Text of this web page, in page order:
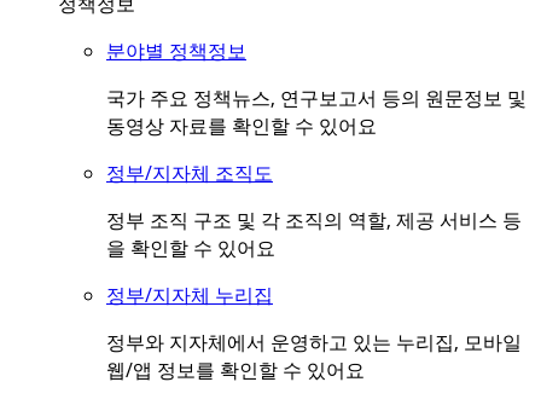
분야별 정책정보
국가 주요 정책뉴스, 연구보고서 등의 원문정보 및
동영상 자료를 확인할 수 있어요
정부/지자체 조직도
정부 조직 구조 및 각 조직의 역할, 제공 서비스 등
을 확인할 수 있어요
정부/지자체 누리집
정부와 지자체에서 운영하고 있는 누리집, 모바일
웹/앱 정보를 확인할 수 있어요